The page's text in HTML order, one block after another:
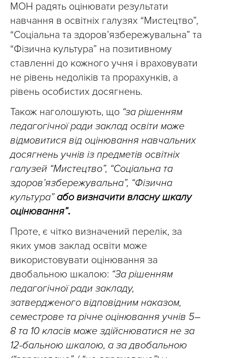
МОН радять оцінювати результати
навчання в освітніх галузях “Мистецтво”,
“Соціальна та здоровʼязбережувальна” та
“Фізична культура” на позитивному
ставленні до кожного учня і враховувати
не рівень недоліків та прорахунків, а
рівень особистих досягнень.
Також наголошують, що “за рішенням
педагогічної ради заклад освіти може
відмовитися від оцінювання навчальних
досягнень учнів із предметів освітніх
галузей “Мистецтво”, “Соціальна та
здоровʼязбережувальна”, “Фізична
культура” або визначити власну шкалу
оцінювання”.
Проте, є чітко визначений перелік, за
яких умов заклад освіти може
використовувати оцінювання за
двобальною шкалою: “За рішенням
педагогічної ради закладу,
затвердженого відповідним наказом,
семестрове та річне оцінювання учнів 5–
8 та 10 класів може здійснюватися не за
12-бальною шкалою, а за двобальною